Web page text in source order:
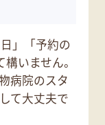
」「予約の
いません。
病院のスタ
て大丈夫で